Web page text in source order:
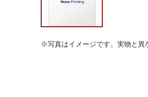
※写真はイメージです。実物と異